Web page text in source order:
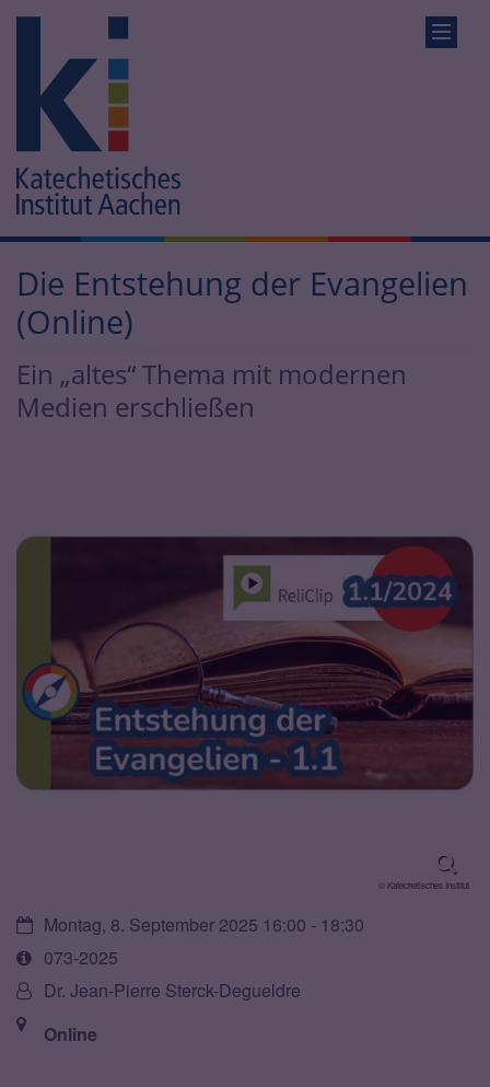
Die Entstehung der Evangelien
(Online)
Ein „altes“ Thema mit modernen
Medien erschließen
© Katechetisches Institut
Datum:Montag, 8. September 2025 16:00 - 18:30
Art
bzw.
Nummer:
073-2025
Von:Dr. Jean-Pierre Sterck-Degueldre
Ort: Online